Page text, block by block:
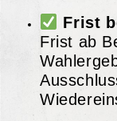
Frist
Frist ab